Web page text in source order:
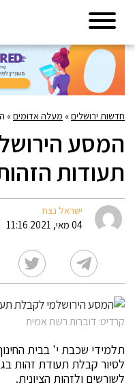
חדשות ירושלים» מעלה אדומים»
המסע
תעודות
ישראל נצח
04 מאי, 2021 11:16
קרדיט: דוברות רשת אמית
תלמידי שכבת י' בבית
לסיור קבלת תעודת זהות
לשורשים ולזהות הציונית.